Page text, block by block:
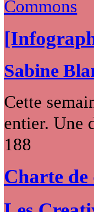
Sabine
Cette
entier. Une
188
Charte